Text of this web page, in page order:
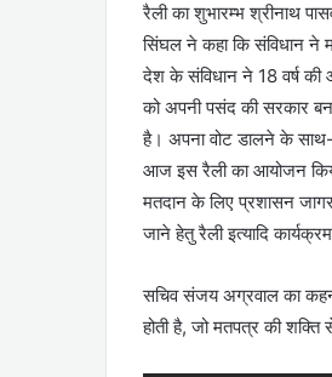
रैली का शुभारम्भ श्रीनाथ
सिंघल ने कहा कि संविधान ने
देश के संविधान ने 18 वर्ष की
को अपनी पसंद की सरकार
है। अपना वोट डालने के साथ-
आज इस रैली का आयोजन
मतदान के लिए प्रशासन
जाने हेतु रैली इत्यादि
सचिव संजय अग्रवाल का
होती है, जो मतपत्र की